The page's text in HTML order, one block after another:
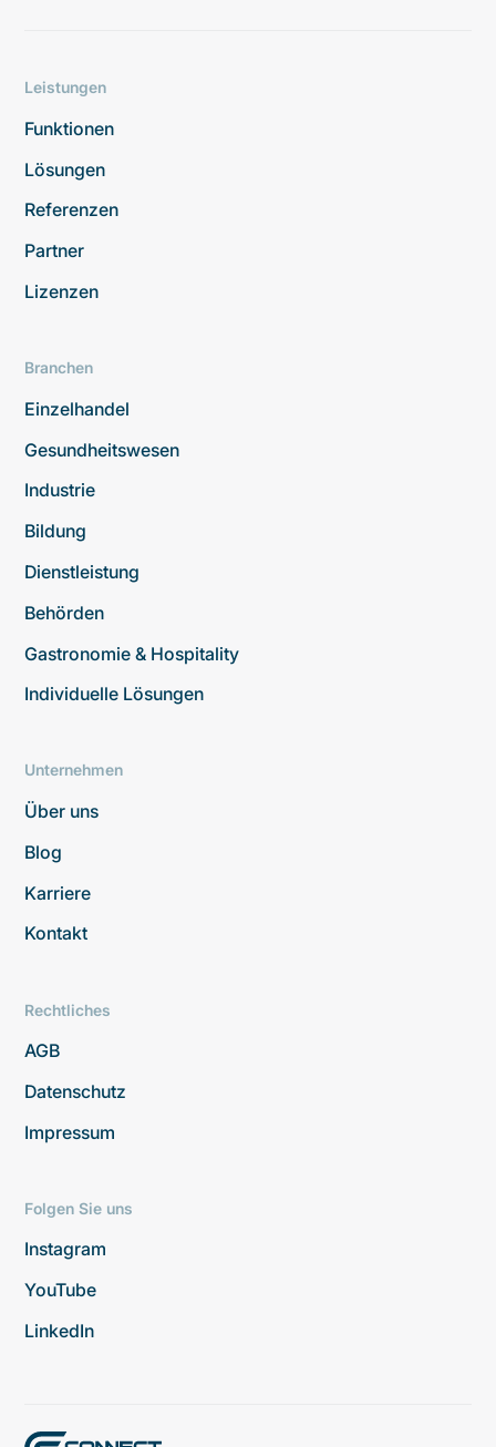
Leistungen
Funktionen
Lösungen
Referenzen
Partner
Lizenzen
Branchen
Einzelhandel
Gesundheitswesen
Industrie
Bildung
Dienstleistung
Behörden
Gastronomie & Hospitality
Individuelle Lösungen
Unternehmen
Über uns
Blog
Karriere
Kontakt
Rechtliches
AGB
Datenschutz
Impressum
Folgen Sie uns
Instagram
YouTube
LinkedIn